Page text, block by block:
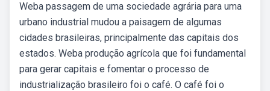
Weba passagem de uma sociedade agrária para uma
urbano industrial mudou a paisagem de algumas
cidades brasileiras, principalmente das capitais dos
estados. Weba produção agrícola que foi fundamental
para gerar capitais e fomentar o processo de
industrialização brasileiro foi o café. O café foi o